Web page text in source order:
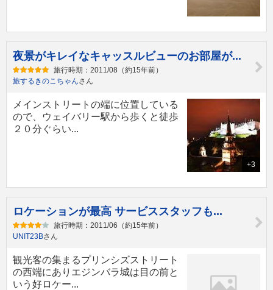
夜景がキレイなキャッスルビューのお部屋が...
旅行時期：2011/08（約15年前）
旅するきのこちゃんさん
+3
メインストリートの端に位置している
ので、ウェイバリー駅から歩くと徒歩
２０分ぐらい...
ロケーションが最高 サービススタッフも...
旅行時期：2011/06（約15年前）
UNIT23Bさん
観光客の集まるプリンシズストリート
の西端にありエジンバラ城は目の前と
いう好ロケー...